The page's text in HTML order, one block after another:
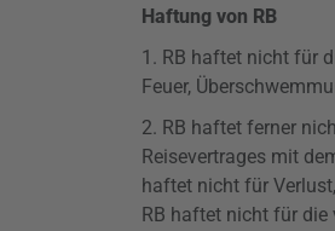
Haftung von RB
1. RB haftet nicht für
Feuer,
2. RB haftet ferner
Reisevertrages mit
haftet nicht für
RB haftet nicht für die